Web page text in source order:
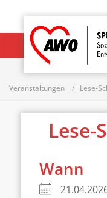
Startseite
Veranstaltungen Lese-
Wann